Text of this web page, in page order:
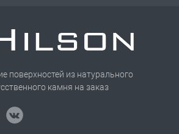
поверхностей из натурального
камня на заказ